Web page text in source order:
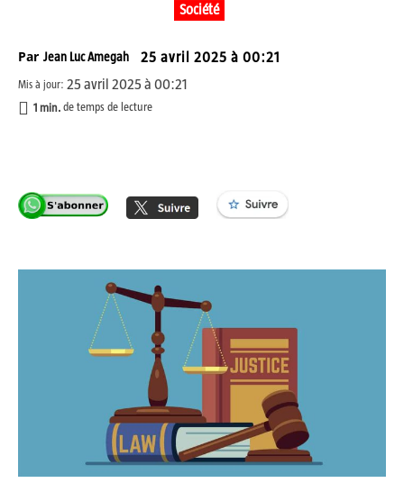
Société
Par Jean Luc Amegah 25 avril 2025 à 00:21
Mis à jour: 25 avril 2025 à 00:21
1 min. de temps de lecture